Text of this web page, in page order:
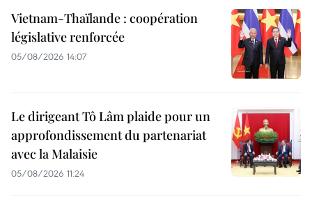
Vietnam-Thaïlande : coopération
législative renforcée
05/08/2026 14:07
Le dirigeant Tô Lâm plaide pour un
approfondissement du partenariat
avec la Malaisie
05/08/2026 11:24